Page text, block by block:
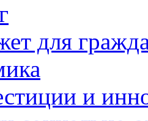
для
и